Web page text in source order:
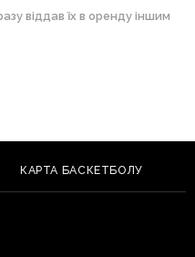
віддав їх в оренду іншим
КАРТА БАСКЕТБОЛУ